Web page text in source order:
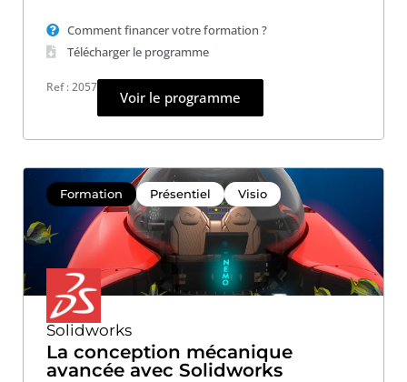
Comment financer votre formation ?
Télécharger le programme
Ref : 2057
Voir le programme
Formation Présentiel Visio
Solidworks
La conception mécanique
avancée avec Solidworks